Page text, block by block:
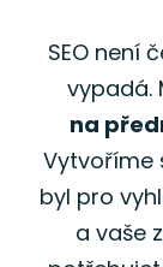
SEO není
vypadá.
na
Vytvoříme
byl pro
a vaše